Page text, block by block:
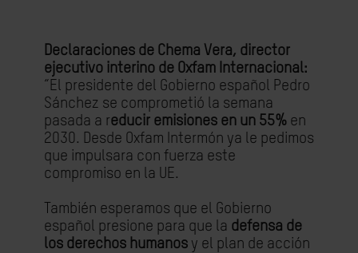
Declaraciones de Chema Vera, director
ejecutivo interino de Oxfam Internacional:
“El presidente del Gobierno español Pedro
Sánchez se comprometió la semana
pasada a reducir emisiones en un 55% en
2030. Desde Oxfam Intermón ya le pedimos
que impulsara con fuerza este
compromiso en la UE.
También esperamos que el Gobierno
español presione para que la defensa de
los derechos humanos y el plan de acción